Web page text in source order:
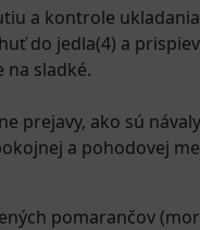
a kontrole
do jedla(4) a
sladké.
prejavy, ako sú
a pohodovej
pomarančov